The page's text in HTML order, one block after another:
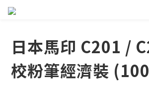
日本馬印 C201 /
校粉筆經濟裝